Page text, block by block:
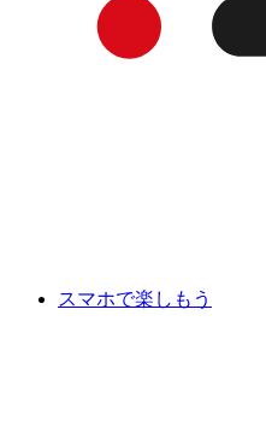
スマホで楽しもう